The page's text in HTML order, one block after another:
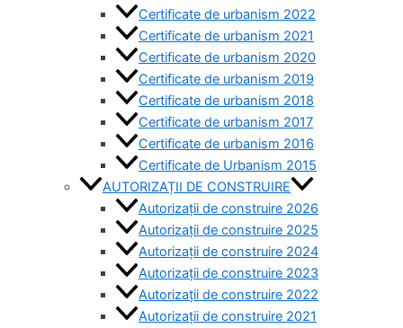
Certificate de urbanism 2022
Certificate de urbanism 2021
Certificate de urbanism 2020
Certificate de urbanism 2019
Certificate de urbanism 2018
Certificate de urbanism 2017
Certificate de urbanism 2016
Certificate de Urbanism 2015
AUTORIZAȚII DE CONSTRUIRE
Autorizații de construire 2026
Autorizații de construire 2025
Autorizații de construire 2024
Autorizații de construire 2023
Autorizații de construire 2022
Autorizații de construire 2021